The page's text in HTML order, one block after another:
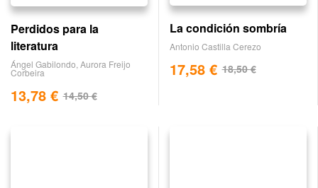
Perdidos para la
literatura
Ángel Gabilondo,Aurora Freijo
Corbeira
14,50€
13,78 €
La condición sombría
Antonio Castilla Cerezo
18,50€
17,58 €